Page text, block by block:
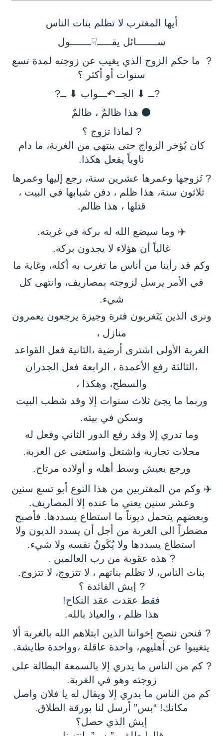
أيها المغترب لا تظلم بنات الناس
ســـــــائل يقـــــ☟ـــــــول
? ما حكم الزوج الذي يغيب عن زوجته لمدة تسع
سنوات أو أكثر ؟
?ــ ⬇ الجــ↶ـــواب ⬇ ــ?
⚫ هذا ظالمٌ ، ظالمٌ
? لماذا تزوج ؟
كان يُؤخر الزواج حتى ينتهي من الغربة، ما دام
ناوياً يفعل هكذا.
? تَزوجها وعمرها عشرين سنة، رجع إليها وعمرها
ثلاثون سنة، هذا ظلم ، دفن شبابها في البيت ،
قتلها ، هذا ظالم.
✈️ وما سيضع الله له بركة في غربته.
غالباً أن هؤلاء لا يجدون بركة.
وكم قد رأينا من أناس ما تغرب به أكله، وغاية ما
في الأمر يرسل لزوجته بمصاريف، وانتهى كل
شيء.
ونرى الذين يَتَغربون فترة وجيزة يرجعون يعمرون
منازل ،
الغربة الأولى اشترى أرضية ،الثانية فعل القواعد
،الثالثة رفع الأعمدة ، الرابعة فعل الجدران
والسطح، وهكذا ،
وربما ما يجئ ثلاث سنوات إلا وقد شطب البيت
وسكن في بيته.
وما تدري إلا وقد رفع الدور الثاني وفعل له
محلات تجارية واشتغل واستغنى عن الغربة.
ورجع يعيش وسط أهله و أولاده مرتاح.
✈️ وكم من المغتربين من هذا النوع أبو تسع سنين
وعشر سنين يعني ما عنده إلا المصاريف.
وبعضهم يتحمل ديوناً ما استطاع يسددها. فأصبح
مضطراً الى الغربة من أجل أن يسدد الديون ولا
استطاع يسددها ولا يُكَونُ نفسه ولا شيء.
? هذه عقوبة من رب العالمين .
بنات الناس، لا تظلم بناتهم ، لا تتزوج، لا تتزوج.
? إيش الفائدة ؟
فقط عقدت عقد النكاح!
هذا ظلم ، والعياذ بالله.
?️ فنحن ننصح إخواننا الذين ابتلاهم الله بالغربة ألا
يتغيبوا عن أهليهم، واحدة عاقلة ،وواحدة طايشة.
? كم من الناس ما يدري إلا بالسمعة البطالة على
زوجته وهو في الغربة.
كم من الناس ما يدري إلا ويقال له يا فلان واصل
مكانك! “بس” أرسل لنا بورقة الطلاق.
إيش الذي حصل؟